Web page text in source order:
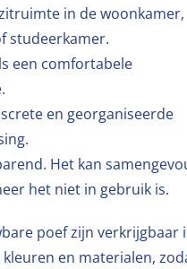
in de woonkamer,
studeerkamer.
een comfortabele
en georganiseerde
Het kan
het niet in gebruik is.
poef zijn verkrijgbaar
en materialen,